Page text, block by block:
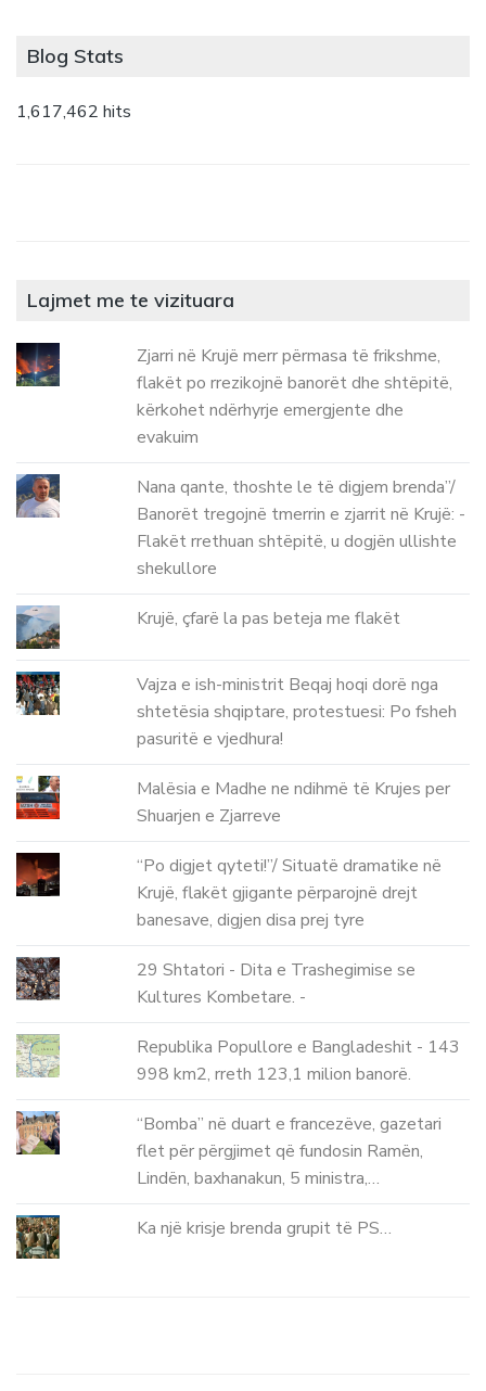
Blog Stats
1,617,462 hits
Lajmet me te vizituara
Zjarri në Krujë merr përmasa të frikshme,
flakët po rrezikojnë banorët dhe shtëpitë,
kërkohet ndërhyrje emergjente dhe
evakuim
Nana qante, thoshte le të digjem brenda”/
Banorët tregojnë tmerrin e zjarrit në Krujë: -
Flakët rrethuan shtëpitë, u dogjën ullishte
shekullore
Krujë, çfarë la pas beteja me flakët
Vajza e ish-ministrit Beqaj hoqi dorë nga
shtetësia shqiptare, protestuesi: Po fsheh
pasuritë e vjedhura!
Malësia e Madhe ne ndihmë të Krujes per
Shuarjen e Zjarreve
“Po digjet qyteti!”/ Situatë dramatike në
Krujë, flakët gjigante përparojnë drejt
banesave, digjen disa prej tyre
29 Shtatori - Dita e Trashegimise se
Kultures Kombetare. -
Republika Popullore e Bangladeshit - 143
998 km2, rreth 123,1 milion banorë.
“Bomba” në duart e francezëve, gazetari
flet për përgjimet që fundosin Ramën,
Lindën, baxhanakun, 5 ministra,…
Ka një krisje brenda grupit të PS…